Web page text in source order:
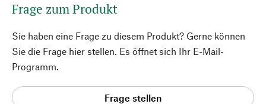
Frage zum Produkt
Sie haben eine Frage zu diesem Produkt? Gerne können
Sie die Frage hier stellen. Es öffnet sich Ihr E-Mail-
Programm.
Frage stellen